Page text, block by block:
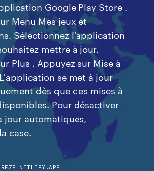
Google Play Store .
Menu Mes jeux et
Sélectionnez l'application
mettre à jour.
Plus . Appuyez sur Mise à
se met à jour
dès que des mises à
Pour désactiver
jour automatiques,
case.